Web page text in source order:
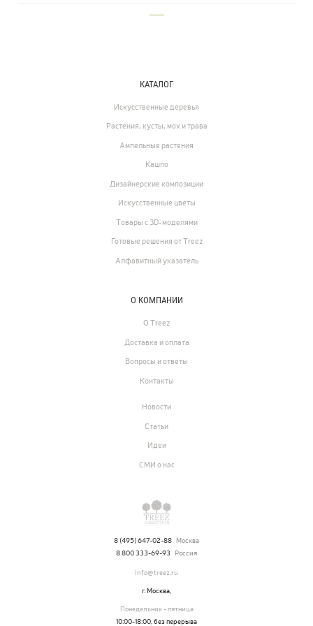
КАТАЛОГ
Искусственные деревья
Растения, кусты, мох и трава
Ампельные растения
Кашпо
Дизайнерские композиции
Искусственные цветы
Товары с 3D-моделями
Готовые решения от Treez
Алфавитный указатель
О КОМПАНИИ
О Treez
Доставка и оплата
Вопросы и ответы
Контакты
Новости
Статьи
Идеи
СМИ о нас
8 (495) 647-02-88 Москва
8 800 333-69-93
Россия
info@treez.ru
г. Москва,
Понедельник - пятница
10:00-18:00, без перерыва
Прайс-листы и каталоги